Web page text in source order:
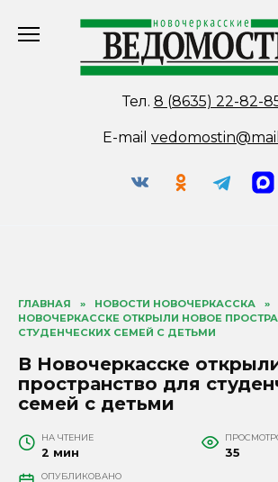
Тел. 8 (8635) 22-82-
E-mail
ГЛАВНАЯ » НОВОСТИ НОВОЧЕРКАССКА »
НОВОЧЕРКАССКЕ ОТКРЫЛИ НОВОЕ
СТУДЕНЧЕСКИХ СЕМЕЙ С ДЕТЬМИ
В Новочеркасске
пространство для
семей с детьми
НА ЧТЕНИЕ
2 мин 35
ОПУБЛИКОВАНО